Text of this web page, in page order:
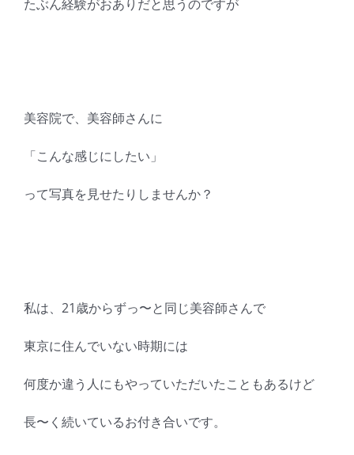
たぶん経験がおありだと思うのですが
美容院で、美容師さんに
「こんな感じにしたい」
って写真を見せたりしませんか？
私は、21歳からずっ〜と同じ美容師さんで
東京に住んでいない時期には
何度か違う人にもやっていただいたこともあるけど
長〜く続いているお付き合いです。